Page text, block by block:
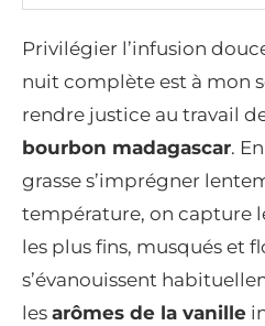
Privilégier l’infusion
nuit complète est à mon
rendre justice au travail
bourbon madagascar.
grasse s’imprégner
température, on capture
les plus fins, musqués et
s’évanouissent
les arômes de la vanille